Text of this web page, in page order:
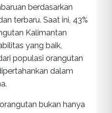
berdasarkan
terbaru. Saat ini, 43%
Kalimantan
yang baik,
populasi orangutan
dalam
bukan hanya